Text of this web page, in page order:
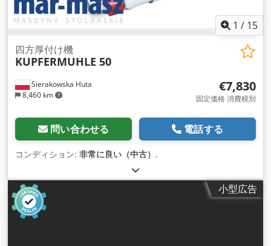
1 / 15
Sierakowska Huta
8,460 km
四方厚付け機
KUPFERMUHLE 50
€7,830
固定価格 消費税別
問い合わせる 電話する
コンディション: 非常に良い（中古） ,
小型広告